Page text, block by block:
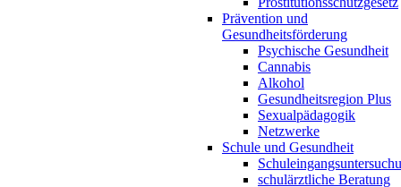
Prävention und
Gesundheitsförderung
Psychische Gesundheit
Cannabis
Alkohol
Gesundheitsregion Plus
Sexualpädagogik
Netzwerke
Schule und Gesundheit
schulärztliche Beratung